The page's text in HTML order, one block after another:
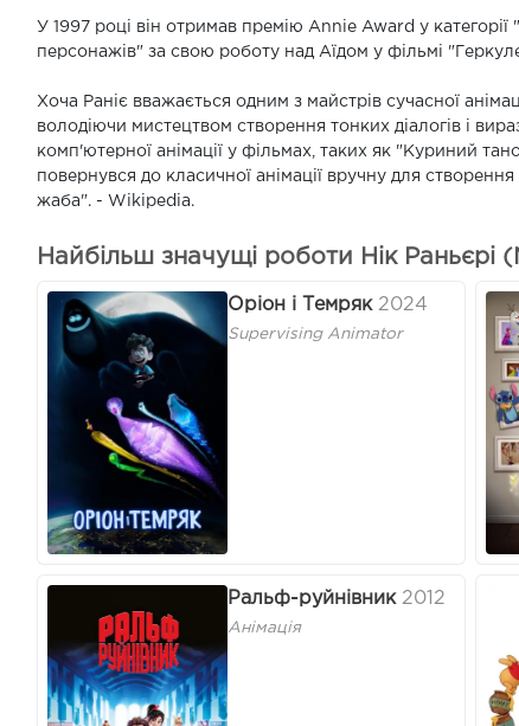
У 1997 році він отримав премію Annie Award у категорії
персонажів" за свою роботу над Аїдом у фільмі
Хоча Раніє вважається одним з майстрів сучасної
володіючи мистецтвом створення тонких діалогів і
комп'ютерної анімації у фільмах, таких як "Куриний
повернувся до класичної анімації вручну для
жаба". - Wikipedia.
Найбільш значущі роботи Нік Раньєрі
Оріон і Темряк 2024
Supervising Animator
Ральф-руйнівник 2012
Анімація